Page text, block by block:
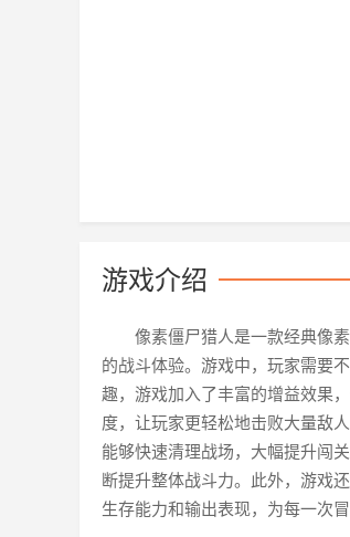
游戏介绍
像素僵尸猎人是一款经典像
的战斗体验。游戏中，玩家需要
趣，游戏加入了丰富的增益效果
度，让玩家更轻松地击败大量敌
能够快速清理战场，大幅提升闯
断提升整体战斗力。此外，游戏
生存能力和输出表现，为每一次